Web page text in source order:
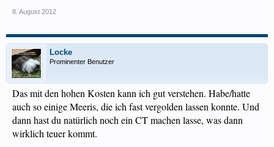
8. August 2012
Locke
Prominenter Benutzer
Das mit den hohen Kosten kann ich gut verstehen. Habe/hatte
auch so einige Meeris, die ich fast vergolden lassen konnte. Und
dann hast du natürlich noch ein CT machen lasse, was dann
wirklich teuer kommt.